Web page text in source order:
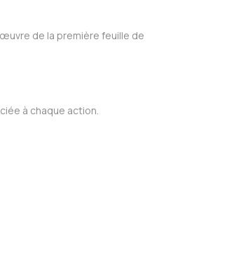
de la première feuille de
à chaque action.